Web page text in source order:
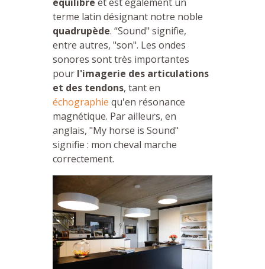
terme latin désignant notre noble
quadrupède. “Sound" signifie,
entre autres, "son". Les ondes
sonores sont très importantes
pour l'imagerie des articulations
et des tendons, tant en
échographie qu'en résonance
magnétique. Par ailleurs, en
anglais, "My horse is Sound"
signifie : mon cheval marche
correctement.